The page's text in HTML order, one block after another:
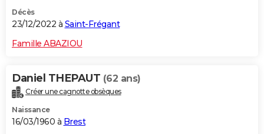
Décès
23/12/2022 à Saint-Frégant
Famille ABAZIOU
Daniel THEPAUT (62 ans)
Créer une cagnotte obsèques
Naissance
16/03/1960 à Brest